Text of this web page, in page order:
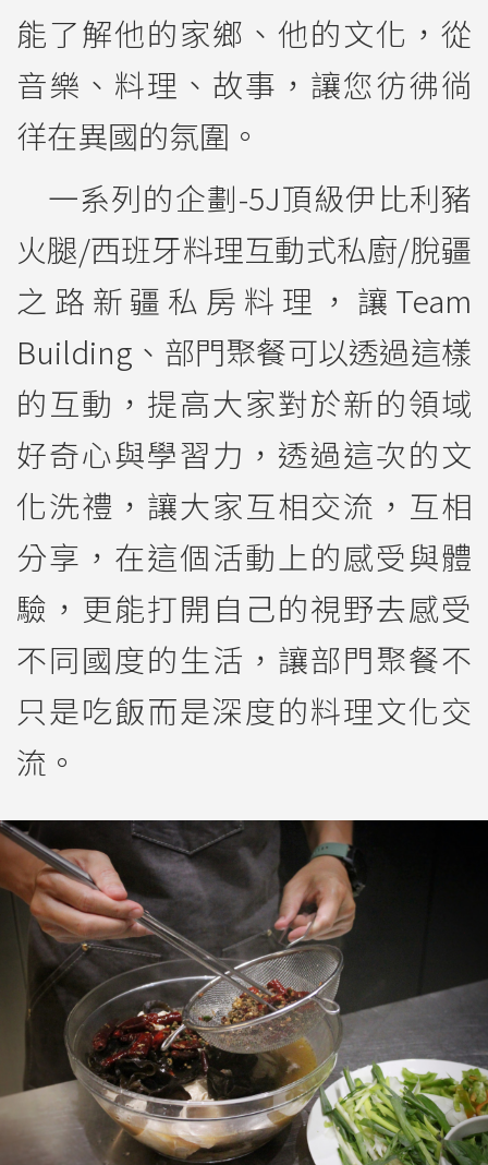
能了解他的家鄉、他的文化，從
音樂、料理、故事，讓您彷彿徜
徉在異國的氛圍。
一系列的企劃-5J頂級伊比利豬
火腿/西班牙料理互動式私廚/脫疆
之路新疆私房料理，讓Team
Building、部門聚餐可以透過這樣
的互動，提高大家對於新的領域
好奇心與學習力，透過這次的文
化洗禮，讓大家互相交流，互相
分享，在這個活動上的感受與體
驗，更能打開自己的視野去感受
不同國度的生活，讓部門聚餐不
只是吃飯而是深度的料理文化交
流。